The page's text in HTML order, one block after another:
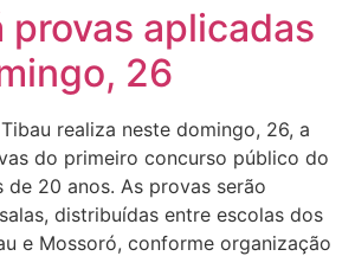
provas aplicadas
26
realiza neste domingo, 26, a
do primeiro concurso público do
de 20 anos. As provas serão
distribuídas entre escolas dos
e Mossoró, conforme organização